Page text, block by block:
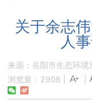
关于余志
人
来源：岳阳市生态环境
浏览量： 2908